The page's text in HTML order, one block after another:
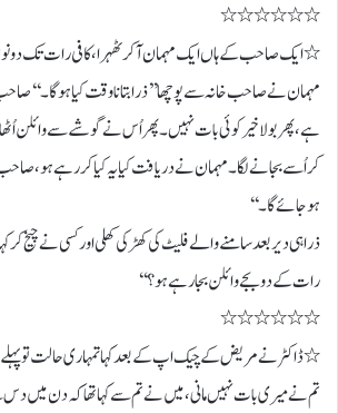
٭٭٭٭٭٭
٭ ایک صاحب کے ہاں ایک مہمان آکر ٹھہرا ،کافی رات تک
مہمان نے صاحب خانہ سے پوچھا ’’ ذرا بتانا وقت کیا ہوگا۔‘‘
ہے، پھر بولا خیر کوئی بات نہیں۔ پھر اُس نے گوشے سے وائلن
کر اُسے بجانے لگا۔ مہمان نے دریافت کیا یہ کیا کررہے ہو، صاحب
ہوجائے گا۔‘‘
ذرا ہی دیر بعد سامنے والے فلیٹ کی کھڑکی کھلی اور کسی نے چیخ کر
رات کے دو بجے وائلن بجا رہے ہو؟‘‘
٭٭٭٭٭٭
٭ ڈاکٹر نے مریض کے چیک اپ کے بعد کہا تمہاری حالت تو پہلے
تم نے میری بات نہیں مانی، میں نے تم سے کہا تھا کہ دن میں